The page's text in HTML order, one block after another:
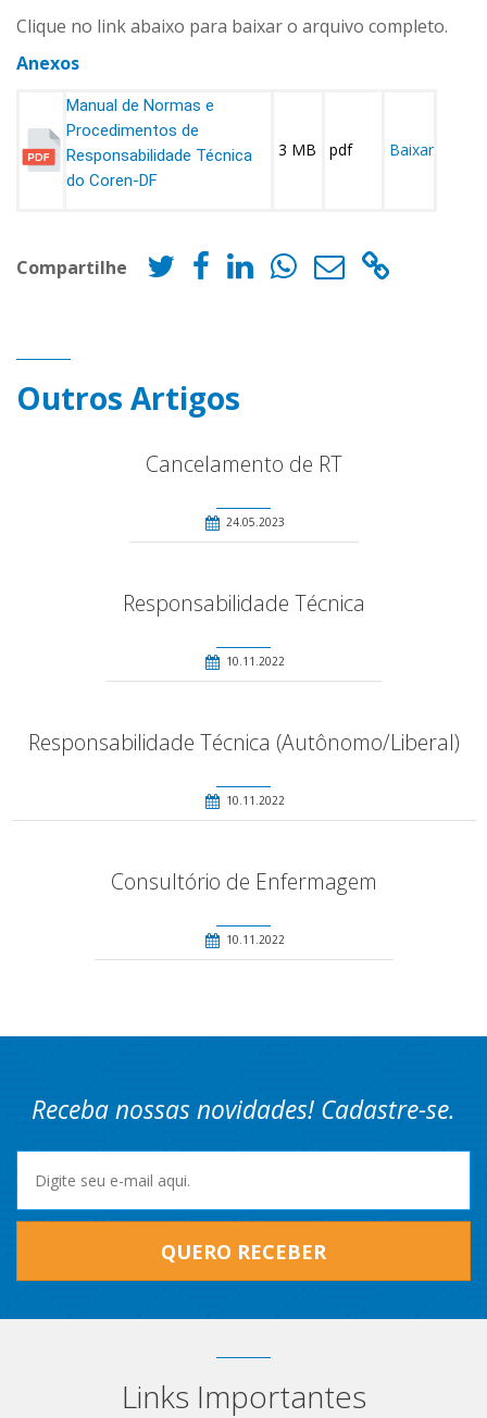
Clique no link abaixo para baixar o arquivo completo.
Anexos
Manual de Normas e
Procedimentos de
Responsabilidade Técnica
do Coren-DF
3 MB pdf Baixar
Compartilhe
Outros Artigos
Cancelamento de RT
24.05.2023
Responsabilidade Técnica
10.11.2022
Responsabilidade Técnica (Autônomo/Liberal)
10.11.2022
Consultório de Enfermagem
10.11.2022
Receba nossas novidades! Cadastre-se.
QUERO RECEBER
Links Importantes